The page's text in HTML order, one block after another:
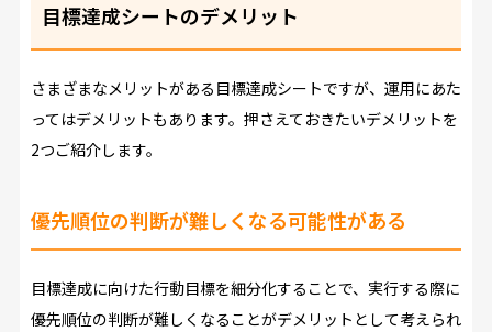
目標達成シートのデメリット
さまざまなメリットがある目標達成シートですが、運用にあた
ってはデメリットもあります。押さえておきたいデメリットを
2つご紹介します。
優先順位の判断が難しくなる可能性がある
目標達成に向けた行動目標を細分化することで、実行する際に
優先順位の判断が難しくなることがデメリットとして考えられ